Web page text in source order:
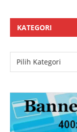
KATEGORI